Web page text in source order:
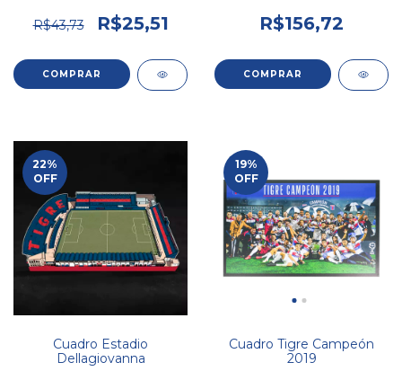
R$43,73 R$25,51 R$156,72
22%
OFF
Cuadro Estadio
Dellagiovanna
19%
OFF
Cuadro Tigre Campeón
2019